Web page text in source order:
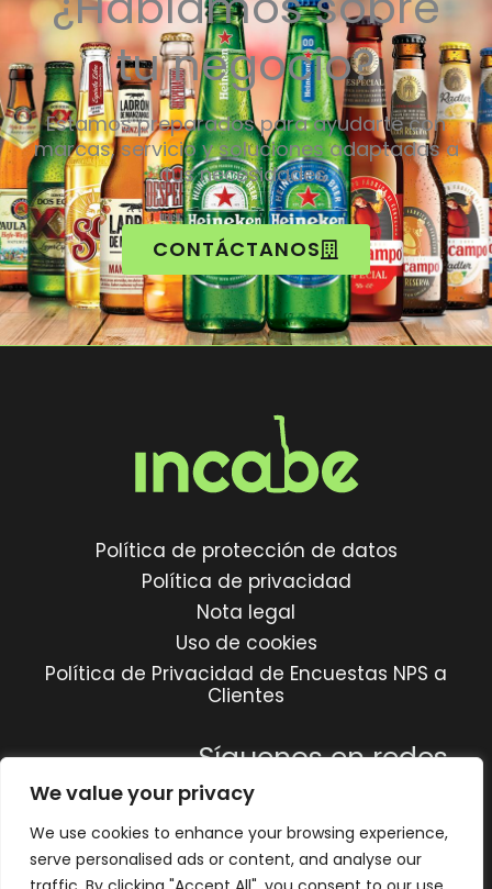
We value your privacy
We use cookies to enhance your browsing experience,
serve personalised ads or content, and analyse our
tu negocio?
Estamos preparados para ayudarte con
marcas, servicio y soluciones adaptadas a
tus necesidades.
CONTÁCTANOS
Política de protección de datos
Política de privacidad
Nota legal
Uso de cookies
Política de Privacidad de Encuestas NPS a
Clientes
Síguenos en redes